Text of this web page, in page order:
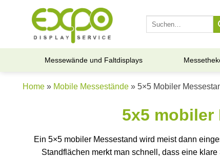
Messewände und Faltdisplays
Home » Mobile Messestände » 5×5 Mobiler
5x5
Ein 5×5 mobiler Messestand wird meist dann
Standflächen merkt man schnell, dass eine